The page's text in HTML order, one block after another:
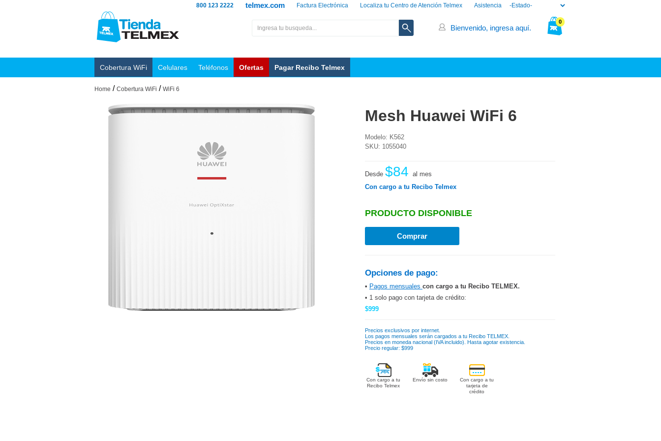
Asistencia
Localiza tu Centro de Atención Telmex
Factura Electrónica
telmex.com
800 123 2222
0
Bienvenido, ingresa aquí.
Cobertura WiFi Celulares Teléfonos Ofertas Pagar Recibo Telmex
Home / Cobertura WiFi / WiFi 6
Mesh Huawei WiFi 6
Modelo: K562
SKU: 1055040
Desde $84 al mes
Con cargo a tu Recibo Telmex
PRODUCTO DISPONIBLE
Opciones de pago:
• Pagos mensuales con cargo a tu Recibo TELMEX.
• 1 solo pago con tarjeta de crédito:
$999
Precios exclusivos por internet.
Los pagos mensuales serán cargados a tu Recibo TELMEX.
Precios en moneda nacional (IVA incluido). Hasta agotar existencia.
Precio regular: $999
Con cargo a tu
Recibo Telmex
Envío sin costo
Con cargo a tu
tarjeta de
crédito